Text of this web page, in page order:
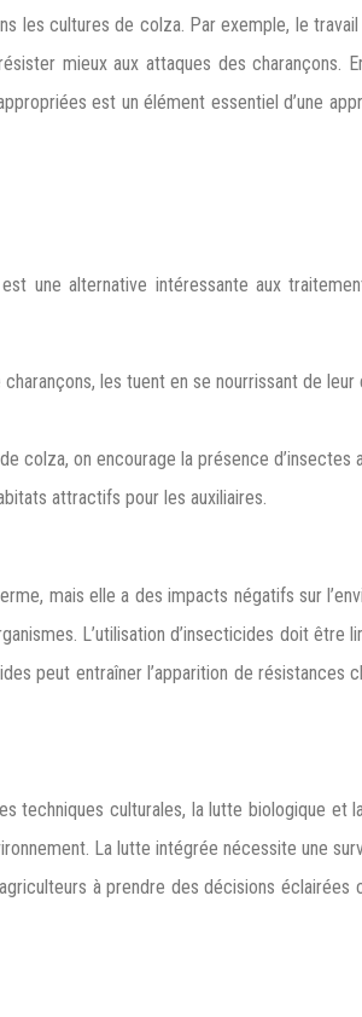
les cultures de colza. Par exemple, le
mieux aux attaques des charançons.
est un élément essentiel d’une
une alternative intéressante aux
les tuent en se nourrissant de
colza, on encourage la présence
attractifs pour les auxiliaires.
mais elle a des impacts négatifs sur
L’utilisation d’insecticides doit
peut entraîner l’apparition de résistances
culturales, la lutte biologique et
La lutte intégrée nécessite une
à prendre des décisions